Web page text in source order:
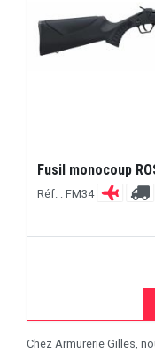
Fusil monocoup
Réf. : FM34
Chez Armurerie Gilles,